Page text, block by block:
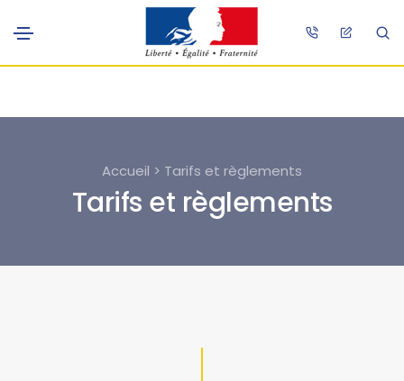
Accueil > Tarifs et règlements
Tarifs et règlements